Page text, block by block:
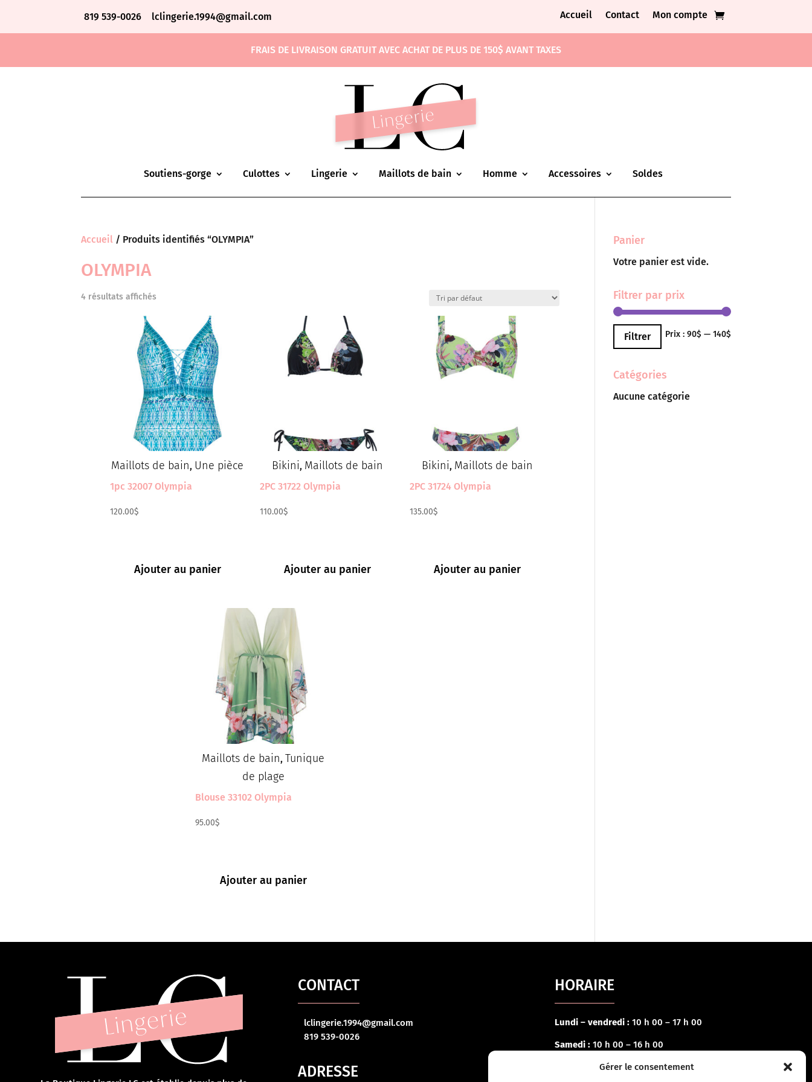
Gérer le consentement
819 539-0026 lclingerie.1994@gmail.com Accueil Contact Mon compte
FRAIS DE LIVRAISON GRATUIT AVEC ACHAT DE PLUS DE 150$ AVANT TAXES
Soutiens-gorge Culottes Lingerie Maillots de bain Homme Accessoires Soldes
Accueil / Produits identifiés “OLYMPIA”
OLYMPIA
4 résultats affichés
Maillots de bain, Une pièce
1pc 32007 Olympia
120.00$
Ajouter au panier
Bikini, Maillots de bain
2PC 31722 Olympia
110.00$
Ajouter au panier
Bikini, Maillots de bain
2PC 31724 Olympia
135.00$
Ajouter au panier
Maillots de bain,Tunique
de plage
Blouse 33102 Olympia
95.00$
Ajouter au panier
Panier
Votre panier est vide.
Filtrer par prix
Prix
Prix
Filtrer Prix : 90$ — 140$
Catégories
Aucune catégorie
CONTACT
lclingerie.1994@gmail.com
819 539-0026
ADRESSE
HORAIRE
Lundi – vendredi : 10 h 00 – 17 h 00
Samedi : 10 h 00 – 16 h 00
Dimanche :Fermé